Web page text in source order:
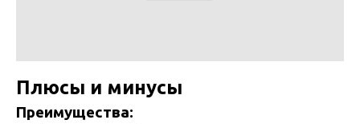
Плюсы и минусы
Преимущества: